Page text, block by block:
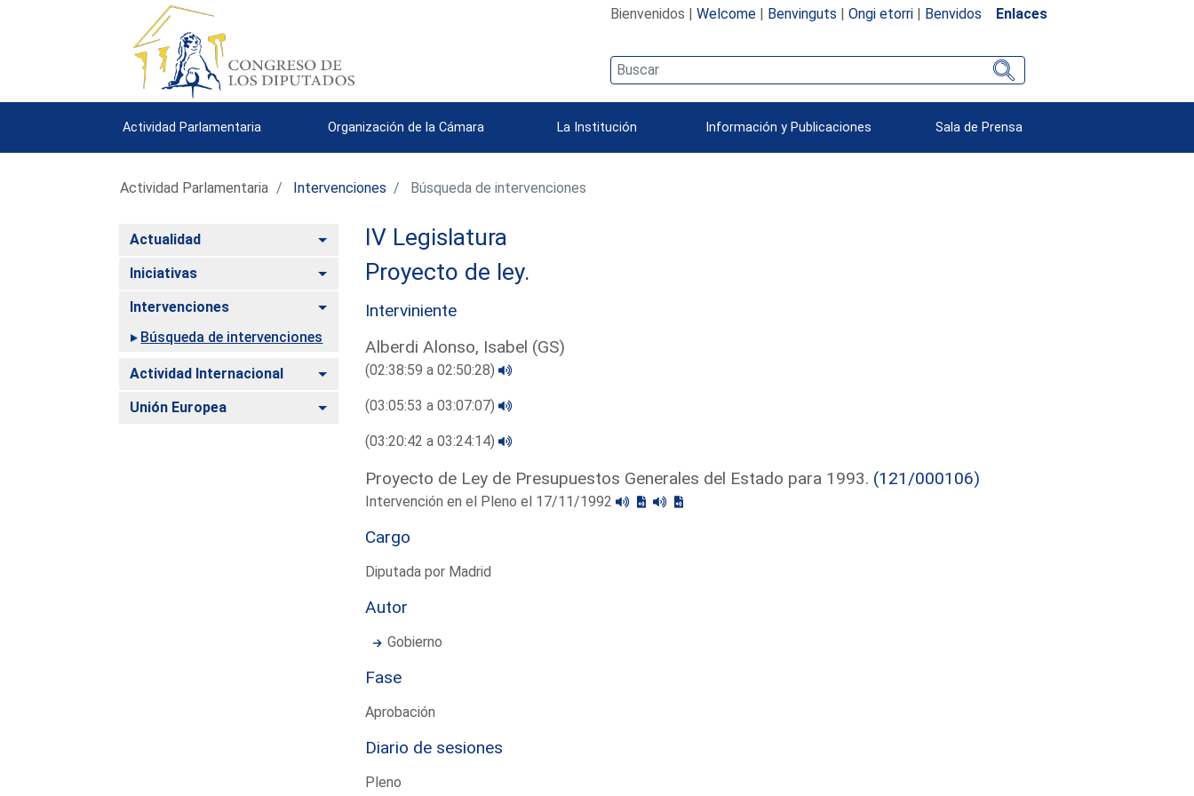
Bienvenidos | Welcome| Benvinguts | Ongi etorri| Benvidos Enlaces
Actividad Parlamentaria Organización de la Cámara La Institución Información y Publicaciones Sala de Prensa
Actividad Parlamentaria Intervenciones Búsqueda de intervenciones
Actualidad Alternar
Iniciativas Alternar
Intervenciones
Alternar
Búsqueda de intervenciones
Actividad Internacional Alternar
Unión Europea Alternar
IV Legislatura
Proyecto de ley.
Interviniente
Alberdi Alonso, Isabel (GS)
(02:38:59 a 02:50:28)
(03:05:53 a 03:07:07)
(03:20:42 a 03:24:14)
Proyecto de Ley de Presupuestos Generales del Estado para 1993. (121/000106)
Intervención en el Pleno el 17/11/1992
Cargo
Diputada por Madrid
Autor
Gobierno
Fase
Aprobación
Diario de sesiones
Pleno